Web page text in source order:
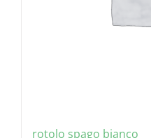
rotolo spago bianco